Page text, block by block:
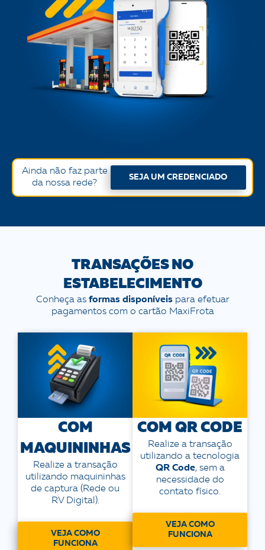
Ainda não faz parte
da nossa rede?
SEJA UM CREDENCIADO
TRANSAÇÕES NO
ESTABELECIMENTO
Conheça as formas disponíveispara efetuar
pagamentos com o cartão MaxiFrota
COM
MAQUININHAS
Realize a transação
utilizando maquininhas
de captura (Rede ou
RV Digital).
VEJA COMO
FUNCIONA
COM QR CODE
Realize a transação
utilizando a tecnologia
QR Code, sem a
necessidade do
contato físico.
VEJA COMO
FUNCIONA